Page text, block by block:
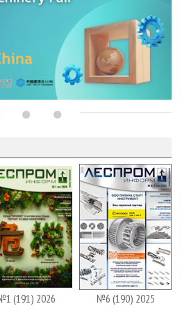
(191) 2026 №6 (190) 2025